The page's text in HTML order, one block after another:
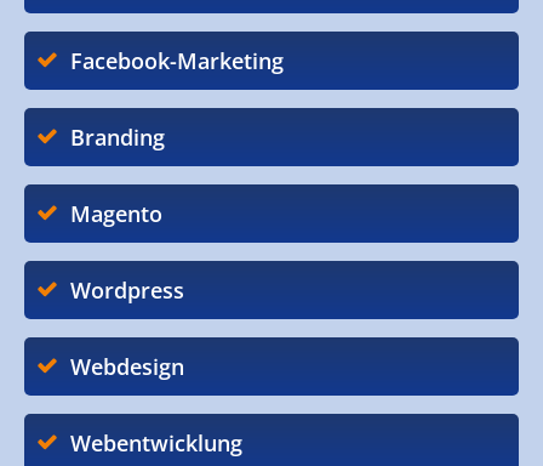
Facebook-Marketing
Branding
Magento
Wordpress
Webdesign
Webentwicklung